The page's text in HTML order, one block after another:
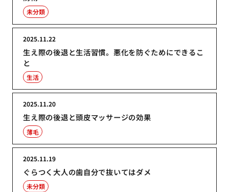
未分類
生え際の後退と生活習慣。悪化を防ぐためにできるこ
と
2025.11.22
生活
生え際の後退と頭皮マッサージの効果
2025.11.20
薄毛
ぐらつく大人の歯自分で抜いてはダメ
2025.11.19
未分類